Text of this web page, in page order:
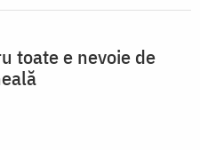
toate e nevoie de